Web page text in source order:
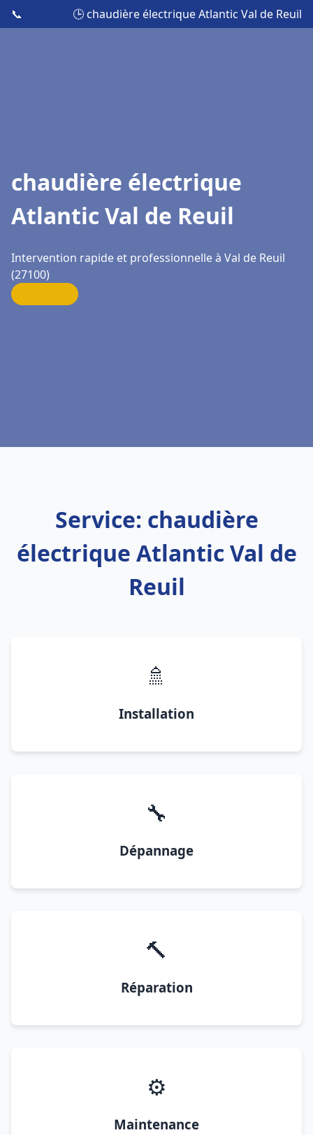
📞 🕒 chaudière électrique Atlantic Val de Reuil
chaudière électrique
Atlantic Val de Reuil
Intervention rapide et professionnelle à Val de Reuil
(27100)
Service: chaudière
électrique Atlantic Val de
Reuil
🚿
Installation
🔧
Dépannage
🔨
Réparation
⚙️
Maintenance